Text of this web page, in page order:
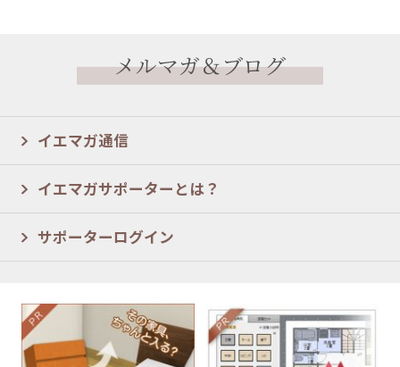
メルマガ＆ブログ
イエマガ通信
イエマガサポーターとは？
サポーターログイン